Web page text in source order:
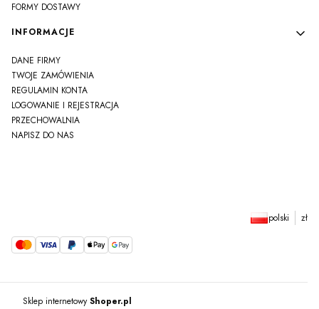
FORMY DOSTAWY
INFORMACJE
DANE FIRMY
TWOJE ZAMÓWIENIA
REGULAMIN KONTA
LOGOWANIE I REJESTRACJA
PRZECHOWALNIA
NAPISZ DO NAS
polski zł
Sklep internetowyShoper.pl